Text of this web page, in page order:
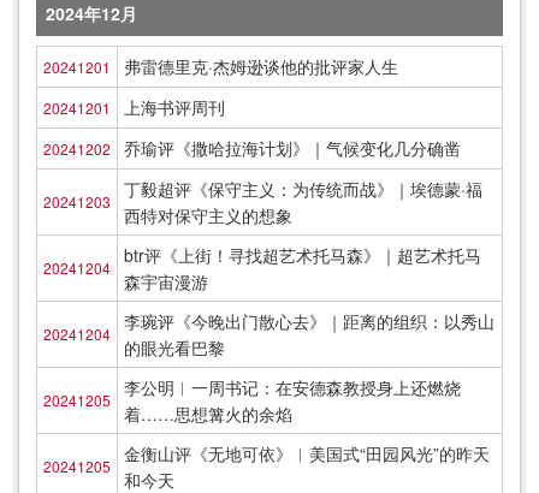
2024年12月
20241201 弗雷德里克·杰姆逊谈他的批评家人生
20241201 上海书评周刊
20241202 乔瑜评《撒哈拉海计划》｜气候变化几分确凿
20241203
丁毅超评《保守主义：为传统而战》｜埃德蒙·福
西特对保守主义的想象
20241204
btr评《上街！寻找超艺术托马森》｜超艺术托马
森宇宙漫游
20241204
李琬评《今晚出门散心去》｜距离的组织：以秀山
的眼光看巴黎
20241205
李公明︱一周书记：在安德森教授身上还燃烧
着……思想篝火的余焰
20241205
金衡山评《无地可依》︱美国式“田园风光”的昨天
和今天